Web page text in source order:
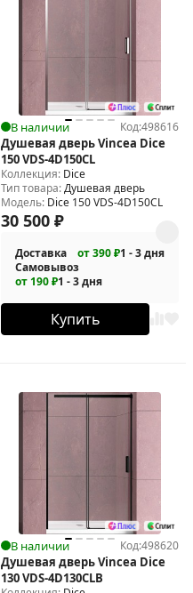
В наличии Код:498616
Душевая дверь Vincea Dice
150 VDS-4D150CL
Коллекция: Dice
Тип товара:Душевая дверь
Модель: Dice 150 VDS-4D150CL
30 500 ₽
Доставка от 390 ₽1 - 3 дня
Самовывоз
от 190 ₽1 - 3 дня
Купить
В наличии Код:498620
Душевая дверь Vincea Dice
130 VDS-4D130CLB